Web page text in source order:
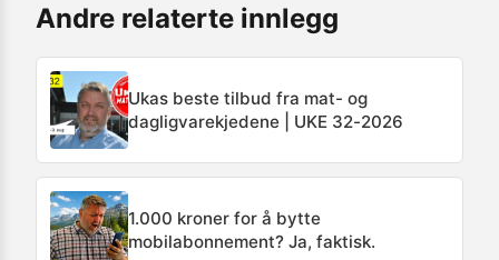
Andre relaterte innlegg
Ukas beste tilbud fra mat- og
dagligvarekjedene | UKE 32-2026
1.000 kroner for å bytte
mobilabonnement? Ja, faktisk.